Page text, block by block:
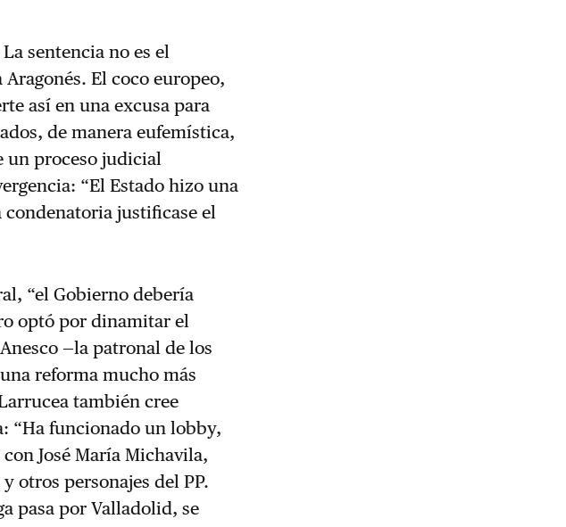
sentencia no es el
El coco europeo,
así en una excusa para
de manera eufemística,
un proceso judicial
“El Estado hizo una
justificase el
“el Gobierno debería
optó por dinamitar el
—la patronal de los
reforma mucho más
también cree
“Ha funcionado un lobby,
José María Michavila,
otros personajes del PP.
pasa por Valladolid, se